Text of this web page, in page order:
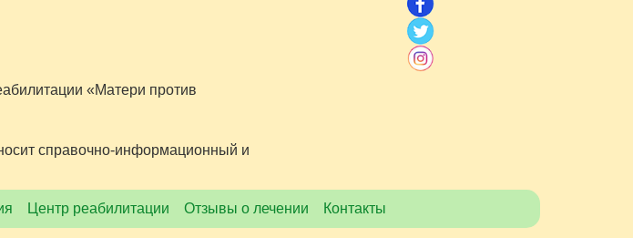
«Матери против
справочно-информационный и
Центр реабилитации Отзывы о лечении Контакты